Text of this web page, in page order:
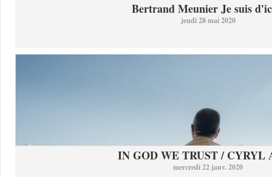
Bertrand Meunier Je suis
jeudi 28 mai 2020
IN GOD WE TRUST / CYRYL
mercredi 22 janv. 2020